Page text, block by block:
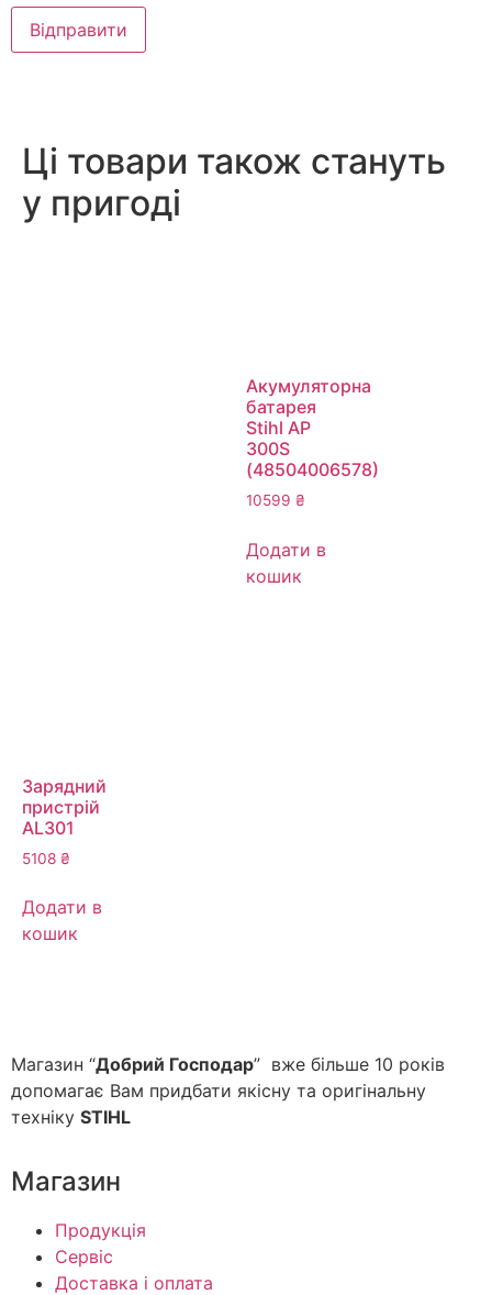
Ці товари також стануть
у пригоді
Акумуляторна
батарея
Stihl AP
300S
(48504006578)
10599 ₴
Додати в
кошик
Зарядний
пристрій
AL301
5108 ₴
Додати в
кошик
Магазин “Добрий Господар” вже більше 10 років
допомагає Вам придбати якісну та оригінальну
техніку STIHL
Магазин
Продукція
Сервіс
Доставка і оплата